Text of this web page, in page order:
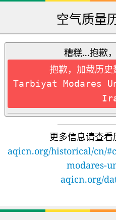
空气质量
糟糕...抱歉
抱歉，加载历
Tarbiyat Modares
更多信息请查看
aqicn.org/historical/cn/
modares-
aqicn.org/